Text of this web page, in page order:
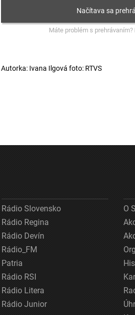
Máte problém s prehrávaním?
Autorka: Ivana Ilgová foto: RTVS
Rádio Slovensko
Rádio Regina
Rádio Devín
Rádio_FM
Patria
Rádio RSI
Rádio Litera
Rádio Junior
O